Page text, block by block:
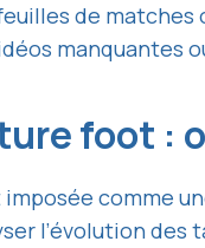
de matches
manquantes
foot :
imposée comme
l’évolution